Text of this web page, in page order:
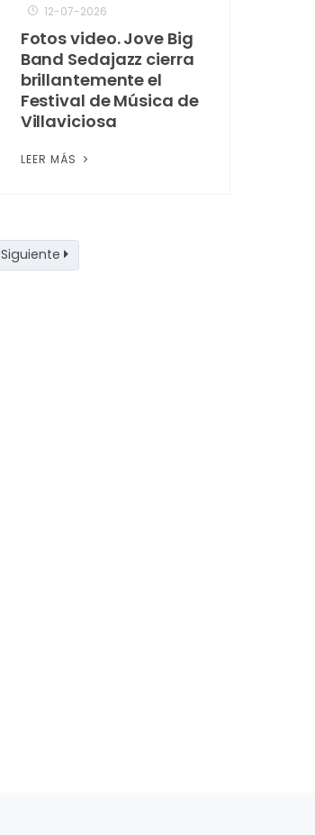
12-07-2026
Fotos video. Jove Big
Band Sedajazz cierra
brillantemente el
Festival de Música de
Villaviciosa
LEER MÁS
Siguiente